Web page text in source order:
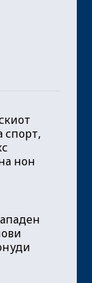
спорт,
нон